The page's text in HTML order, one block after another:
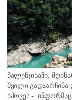
სასამართლოში
უკანონო
განცხადებით,
ხელისუფლება
თავის მხრივ,
ადვოკატებს
წალენჯიხაში,
შვილი გადაარჩინა
იპოვეს -